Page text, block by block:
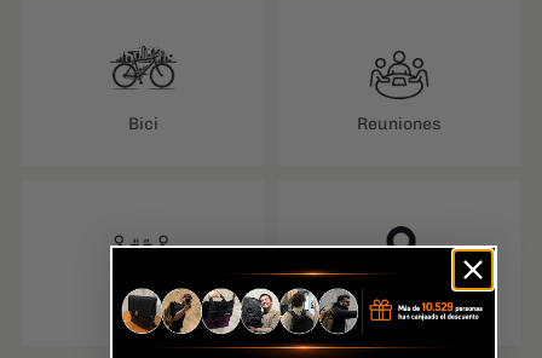
Café Viajes cortos
FICHA TÉCNICA